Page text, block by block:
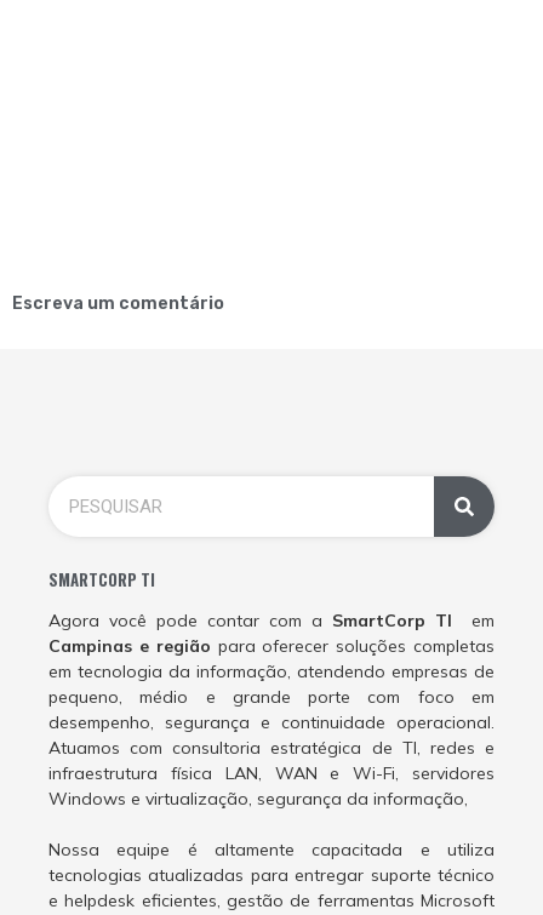
Escreva um comentário
SMARTCORP TI
Agora você pode contar com a SmartCorp TI em
Campinas e região para oferecer soluções completas
em tecnologia da informação, atendendo empresas de
pequeno, médio e grande porte com foco em
desempenho, segurança e continuidade operacional.
Atuamos com consultoria estratégica de TI, redes e
infraestrutura física LAN, WAN e Wi-Fi, servidores
Windows e virtualização, segurança da informação,
Nossa equipe é altamente capacitada e utiliza
tecnologias atualizadas para entregar suporte técnico
e helpdesk eficientes, gestão de ferramentas Microsoft